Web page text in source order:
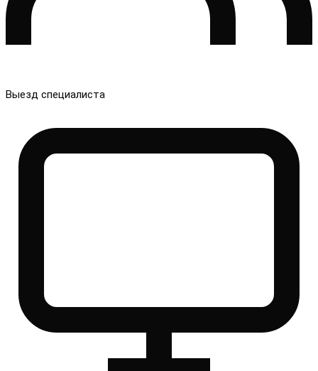
Выезд специалиста